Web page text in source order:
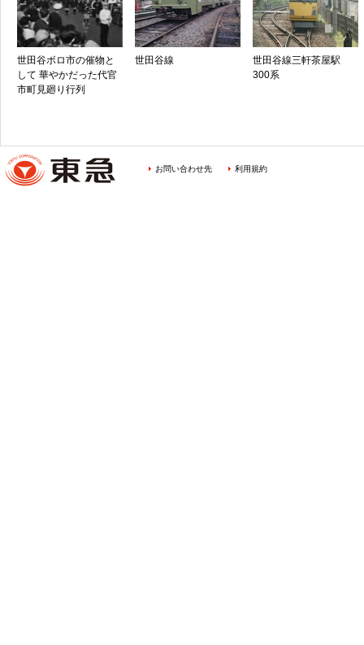
世田谷ボロ市の催物と
して 華やかだった代官
市町見廻り行列
世田谷線
世田谷線三軒茶屋駅
300系
お問い合わせ先 利用規約